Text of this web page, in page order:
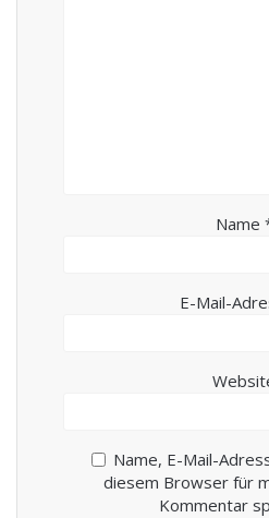
Name
E-Mail-
Name, E-Mail-
diesem Browser für
Kommentar